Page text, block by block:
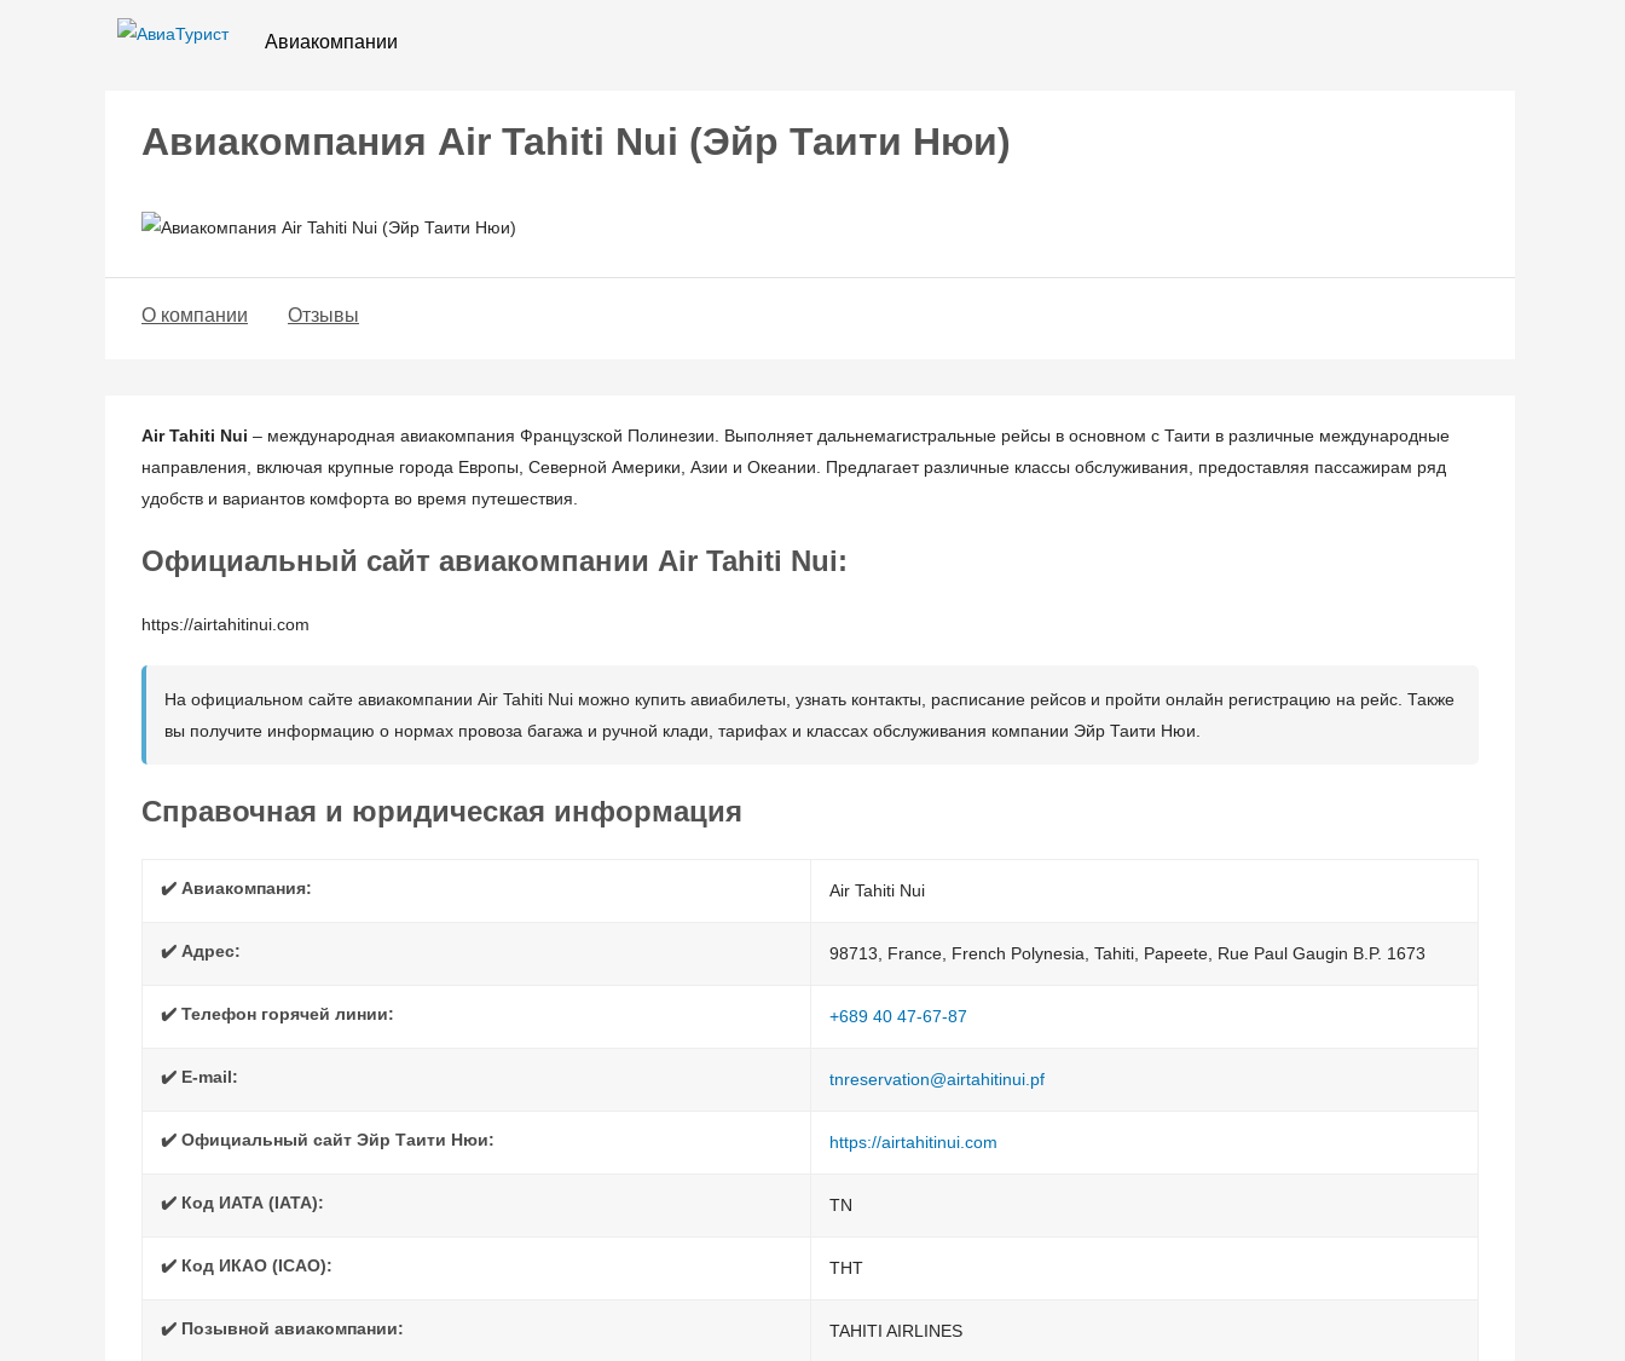
Авиакомпании
Авиакомпания Air Tahiti Nui (Эйр Таити Нюи)
О компании Отзывы
Air Tahiti Nui – международная авиакомпания Французской Полинезии. Выполняет дальнемагистральные рейсы в основном с Таити в различные международные
направления, включая крупные города Европы, Северной Америки, Азии и Океании. Предлагает различные классы обслуживания, предоставляя пассажирам ряд
удобств и вариантов комфорта во время путешествия.
Официальный сайт авиакомпании Air Tahiti Nui:
https://airtahitinui.com
На официальном сайте авиакомпании Air Tahiti Nui можно купить авиабилеты, узнать контакты, расписание рейсов и пройти онлайн регистрацию на рейс. Также
вы получите информацию о нормах провоза багажа и ручной клади, тарифах и классах обслуживания компании Эйр Таити Нюи.
Справочная и юридическая информация
✔️ Авиакомпания: Air Tahiti Nui
✔️ Адрес: 98713, France, French Polynesia, Tahiti, Papeete, Rue Paul Gaugin B.P. 1673
✔️ Телефон горячей линии: +689 40 47-67-87
✔️ E-mail: tnreservation@airtahitinui.pf
✔️ Официальный сайт Эйр Таити Нюи: https://airtahitinui.com
✔️ Код ИАТА (IATA): TN
✔️ Код ИКАО (ICAO): THT
✔️ Позывной авиакомпании: TAHITI AIRLINES